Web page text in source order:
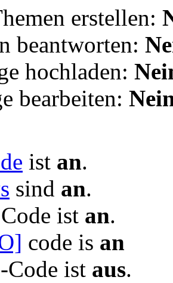
erstellen:
beantworten:
hochladen:
bearbeiten:
ist an.
sind an.
Code ist an.
code is an
ist aus.